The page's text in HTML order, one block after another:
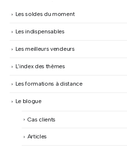
Les soldes du moment
Les indispensables
Les meilleurs vendeurs
L’index des thèmes
Les formations à distance
Le blogue
Cas clients
Articles